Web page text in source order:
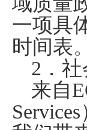
一项具
时间表。
2 ．
来自
Services